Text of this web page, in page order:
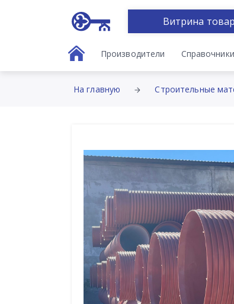
Витрина
Производители Справочники
На главную Строительные